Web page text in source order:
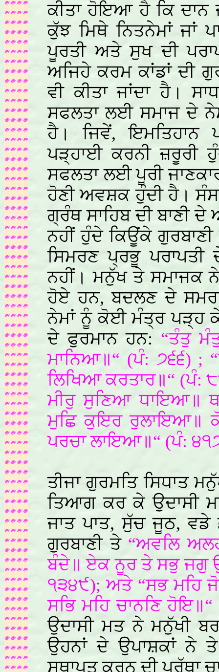
ਕੀਤਾ ਹੋਇਆ ਹੈ ਕਿ ਦਾਨ
ਕੁੱਝ ਮਿਥੇ ਨਿਤਨੇਮਾਂ ਜਾਂ
ਪੂਰਤੀ ਅਤੇ ਸੁਖ ਦੀ
ਅਜਿਹੇ ਕਰਮ ਕਾਂਡਾਂ ਦੀ
ਵੀ ਕੀਤਾ ਜਾਂਦਾ ਹੈ।
ਸਫਲਤਾ ਲਈ ਸਮਾਜ ਦੇ
ਹੈ। ਜਿਵੇਂ, ਇਮਤਿਹਾਨ
ਪੜ੍ਹਾਈ ਕਰਨੀ ਜ਼ਰੂਰੀ
ਸਫਲਤਾ ਲਈ ਪੂਰੀ
ਹੋਣੀ ਅਵਸ਼ਕ ਹੁੰਦੀ ਹੈ।
ਗ੍ਰੰਥ ਸਾਹਿਬ ਦੀ ਬਾਣੀ
ਨਹੀਂ ਹੁੰਦੇ ਕਿਊਂਕੇ
ਸਿਮਰਣ ਪ੍ਰਭੂ
ਨਹੀਂ। ਮਨੁੱਖ ਤੇ ਸਮਾਜਕ
ਹੋਏ ਹਨ, ਬਦਲਣ ਦੇ
ਨੇਮਾਂ ਨੂੰ ਕੋਈ ਮੰਤ੍ਰ ਪੜ੍ਹ
ਦੇ ਫੁਰਮਾਨ ਹਨ: “ਤੰਤੁ
ਮਾਨਿਆ॥“ (ਪੰ: ੭੬੬) ;
ਲਿਖਿਆ ਕਰਤਾਰ॥“ (ਪੰ:
ਮੀਰੁ ਸੁਣਿਆ ਧਾਇਆ॥
ਮੁਛਿ ਕੁਇਰ ਰੁਲਾਇਆ॥
ਪਰਚਾ ਲਾਇਆ॥“ (ਪੰ:
ਤੀਜਾ ਗੁਰਮਤਿ ਸਿਧਾਤ
ਤਿਆਗ ਕਰ ਕੇ ਉਦਾਸੀ
ਜਾਤ ਪਾਤ, ਸੁੱਚ ਜੂਠ,
ਗੁਰਬਾਣੀ ਤੇ “ਅਵਲਿ
ਬੰਦੇ॥ ਏਕ ਨੂਰ ਤੇ ਸਭੁ ਜਗੁ
੧੩੪੯); ਅਤੇ “ਸਭ ਮਹਿ
ਸਭਿ ਮਹਿ ਚਾਨਣਿ ਹੋਇ॥“
ਉਦਾਸੀ ਮਤ ਨੇ ਮਨੁੱਖੀ
ਉਹਨਾਂ ਦੇ ਉਪਾਸ਼ਕਾਂ ਨੇ
ਸਥਾਪਤ ਕਰਨ ਦੀ ਪਰੱਥਾ